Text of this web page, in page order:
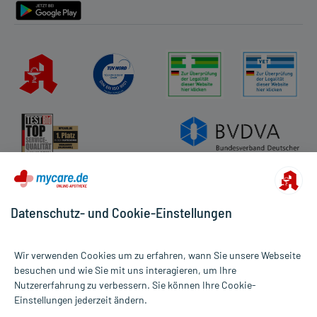
Alle Preise gelten inkl. MwSt., ggf. zzgl. Versandkosten
Informationen auf dieser Website werden ausschließlich für
Datenschutz- und Cookie-Einstellungen
Wir verwenden Cookies um zu erfahren, wann Sie unsere Webseite
besuchen und wie Sie mit uns interagieren, um Ihre
Nutzererfahrung zu verbessern. Sie können Ihre Cookie-
Einstellungen jederzeit ändern.